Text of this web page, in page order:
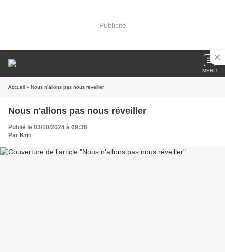
Publicité
MENU
Accueil » Nous n'allons pas nous réveiller
Nous n'allons pas nous réveiller
Publié le 03/10/2024 à 09:36
Par Krri